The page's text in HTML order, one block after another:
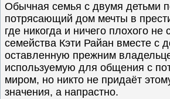
Обычная семья с двумя детьми
потрясающий дом мечты в
где никогда и ничего плохого не
семейства Кэти Райан вместе с
оставленную прежним
используемую для общения с
миром, но никто не придаёт
значения, а напрастно.